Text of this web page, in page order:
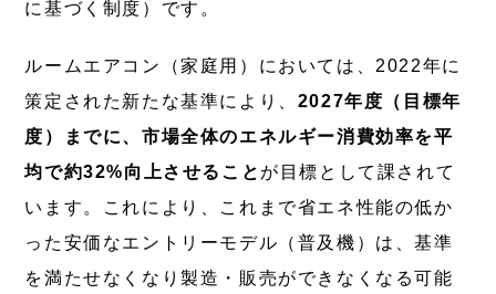
に基づく制度）です。
ルームエアコン（家庭用）においては、2022年に
策定された新たな基準により、 2027年度（目標年
度）までに、市場全体のエネルギー消費効率を平
均で約32%向上させること が目標として課されて
います。これにより、これまで省エネ性能の低か
った安価なエントリーモデル（普及機）は、基準
を満たせなくなり製造・販売ができなくなる可能